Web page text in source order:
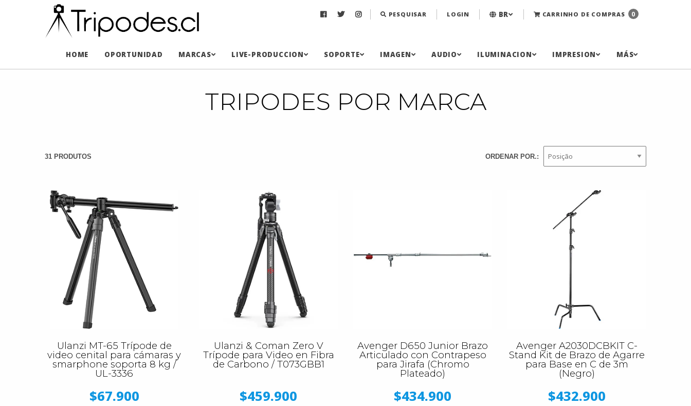
PESQUISAR LOGIN BR CARRINHO DE COMPRAS 0
HOME OPORTUNIDAD MARCAS LIVE-PRODUCCION SOPORTE IMAGEN AUDIO ILUMINACION IMPRESION MÁS
TRIPODES POR MARCA
31 PRODUTOS ORDENAR POR.:
Ulanzi MT-65 Trípode de
video cenital para cámaras y
smarphone soporta 8 kg /
UL-3336
$67.900
Ulanzi & Coman Zero V
Trípode para Video en Fibra
de Carbono / T073GBB1
$459.900
Avenger D650 Junior Brazo
Articulado con Contrapeso
para Jirafa (Chromo
Plateado)
$434.900
Avenger A2030DCBKIT C-
Stand Kit de Brazo de Agarre
para Base en C de 3m
(Negro)
$432.900